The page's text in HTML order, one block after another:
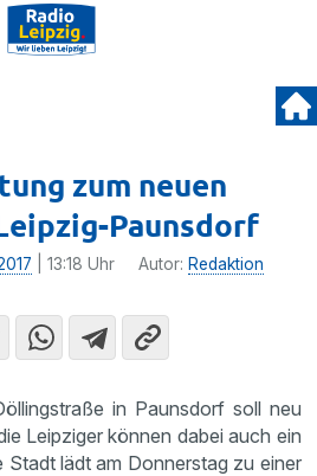
zum neuen
Paunsdorf
| 13:18 Uhr Autor: Redaktion
in Pauns­dorf soll neu
Leipziger können dabei auch ein
Stadt lädt am Donnerstag zu einer